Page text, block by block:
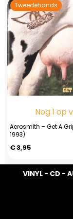
Tweedehands
Nog 1 op
Aerosmith – Get A
1993)
€ 3,95
VINYL - CD -